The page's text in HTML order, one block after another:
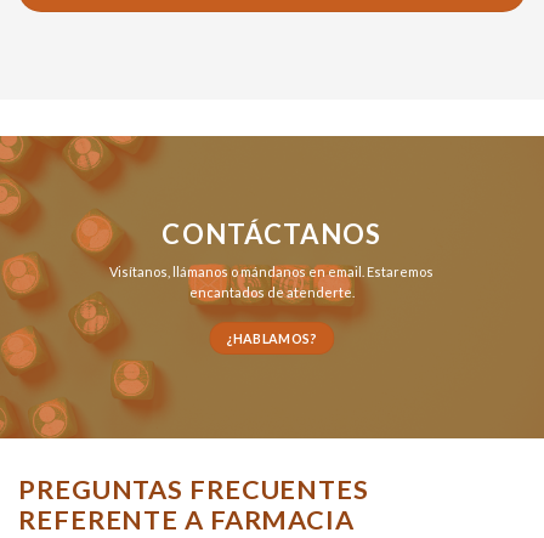
CONTÁCTANOS
Visítanos, llámanosomándanos en email . Estaremos
encantados de atenderte.
¿HABLAMOS?
PREGUNTAS FRECUENTES
REFERENTE A FARMACIA